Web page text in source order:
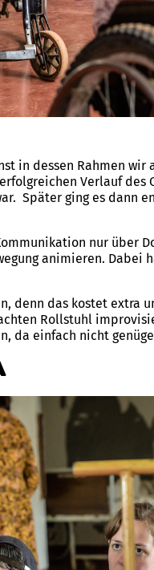
in dessen Rahmen wir
Verlauf des
Später ging es dann
nur über
animieren. Dabei
denn das kostet extra
Rollstuhl
da einfach nicht